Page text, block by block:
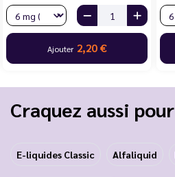
Ajouter 2,20 €
Craquez aussi pour
E-liquides Classic Alfaliquid